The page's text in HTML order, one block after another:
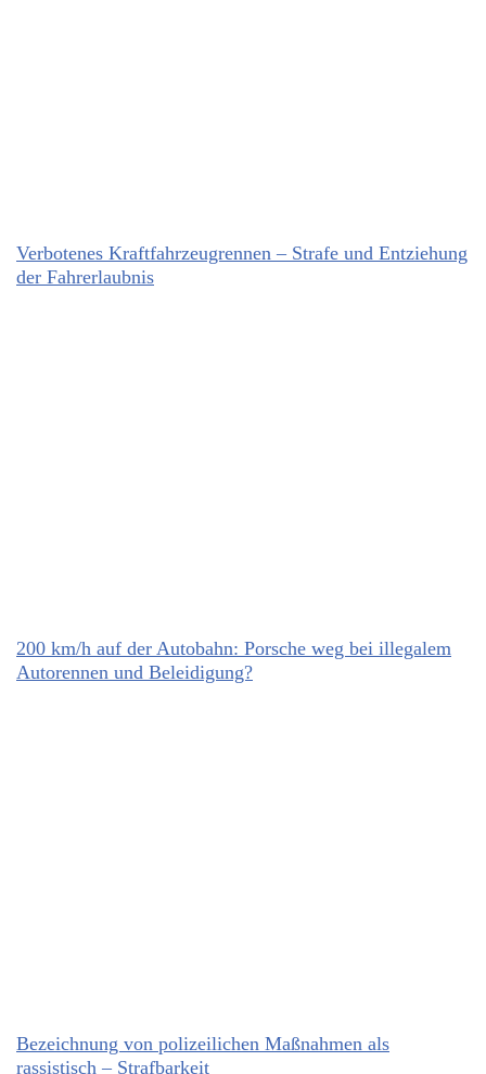
Verbotenes Kraftfahrzeugrennen – Strafe und Entziehung
der Fahrerlaubnis
200 km/h auf der Autobahn: Porsche weg bei illegalem
Autorennen und Beleidigung?
Bezeichnung von polizeilichen Maßnahmen als
rassistisch – Strafbarkeit